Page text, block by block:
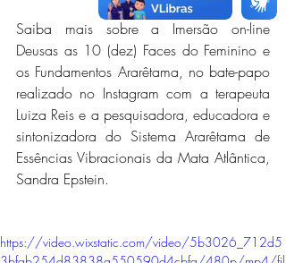
Saiba mais sobre a Imersão on-line
Deusas as 10 (dez) Faces do Feminino e
os Fundamentos Ararêtama, no bate-papo
realizado no Instagram com a terapeuta
Luiza Reis e a pesquisadora, educadora e
sintonizadora do Sistema Ararêtama de
Essências Vibracionais da Mata Atlântica,
Sandra Epstein.
https://video.wixstatic.com/video/5b3026_712d5